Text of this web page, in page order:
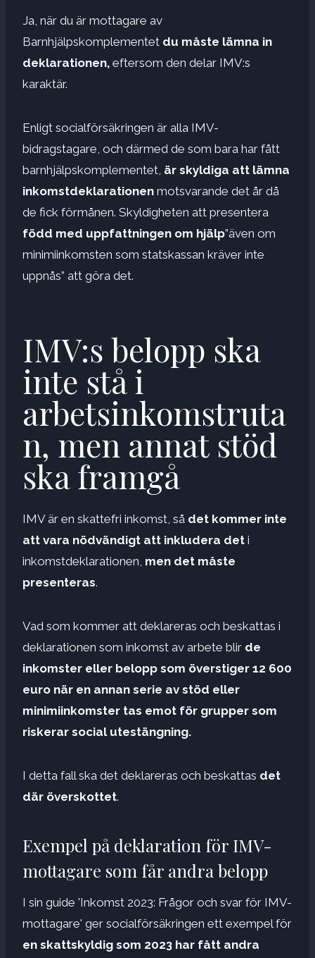
Ja, när du är mottagare av
Barnhjälpskomplementet du måste lämna in
deklarationen, eftersom den delar IMV:s
karaktär.
Enligt socialförsäkringen är alla IMV-
bidragstagare, och därmed de som bara har fått
barnhjälpskomplementet, är skyldiga att lämna
inkomstdeklarationen motsvarande det år då
de fick förmånen. Skyldigheten att presentera
född med uppfattningen om hjälp”även om
minimiinkomsten som statskassan kräver inte
uppnås” att göra det.
IMV:s belopp ska
inte stå i
arbetsinkomstruta
n, men annat stöd
ska framgå
IMV är en skattefri inkomst, så det kommer inte
att vara nödvändigt att inkludera det i
inkomstdeklarationen, men det måste
presenteras.
Vad som kommer att deklareras och beskattas i
deklarationen som inkomst av arbete blir de
inkomster eller belopp som överstiger 12 600
euro när en annan serie av stöd eller
minimiinkomster tas emot för grupper som
riskerar social utestängning.
I detta fall ska det deklareras och beskattas det
där överskottet.
Exempel på deklaration för IMV-
mottagare som får andra belopp
I sin guide 'Inkomst 2023: Frågor och svar för IMV-
mottagare' ger socialförsäkringen ett exempel för
en skattskyldig som 2023 har fått andra